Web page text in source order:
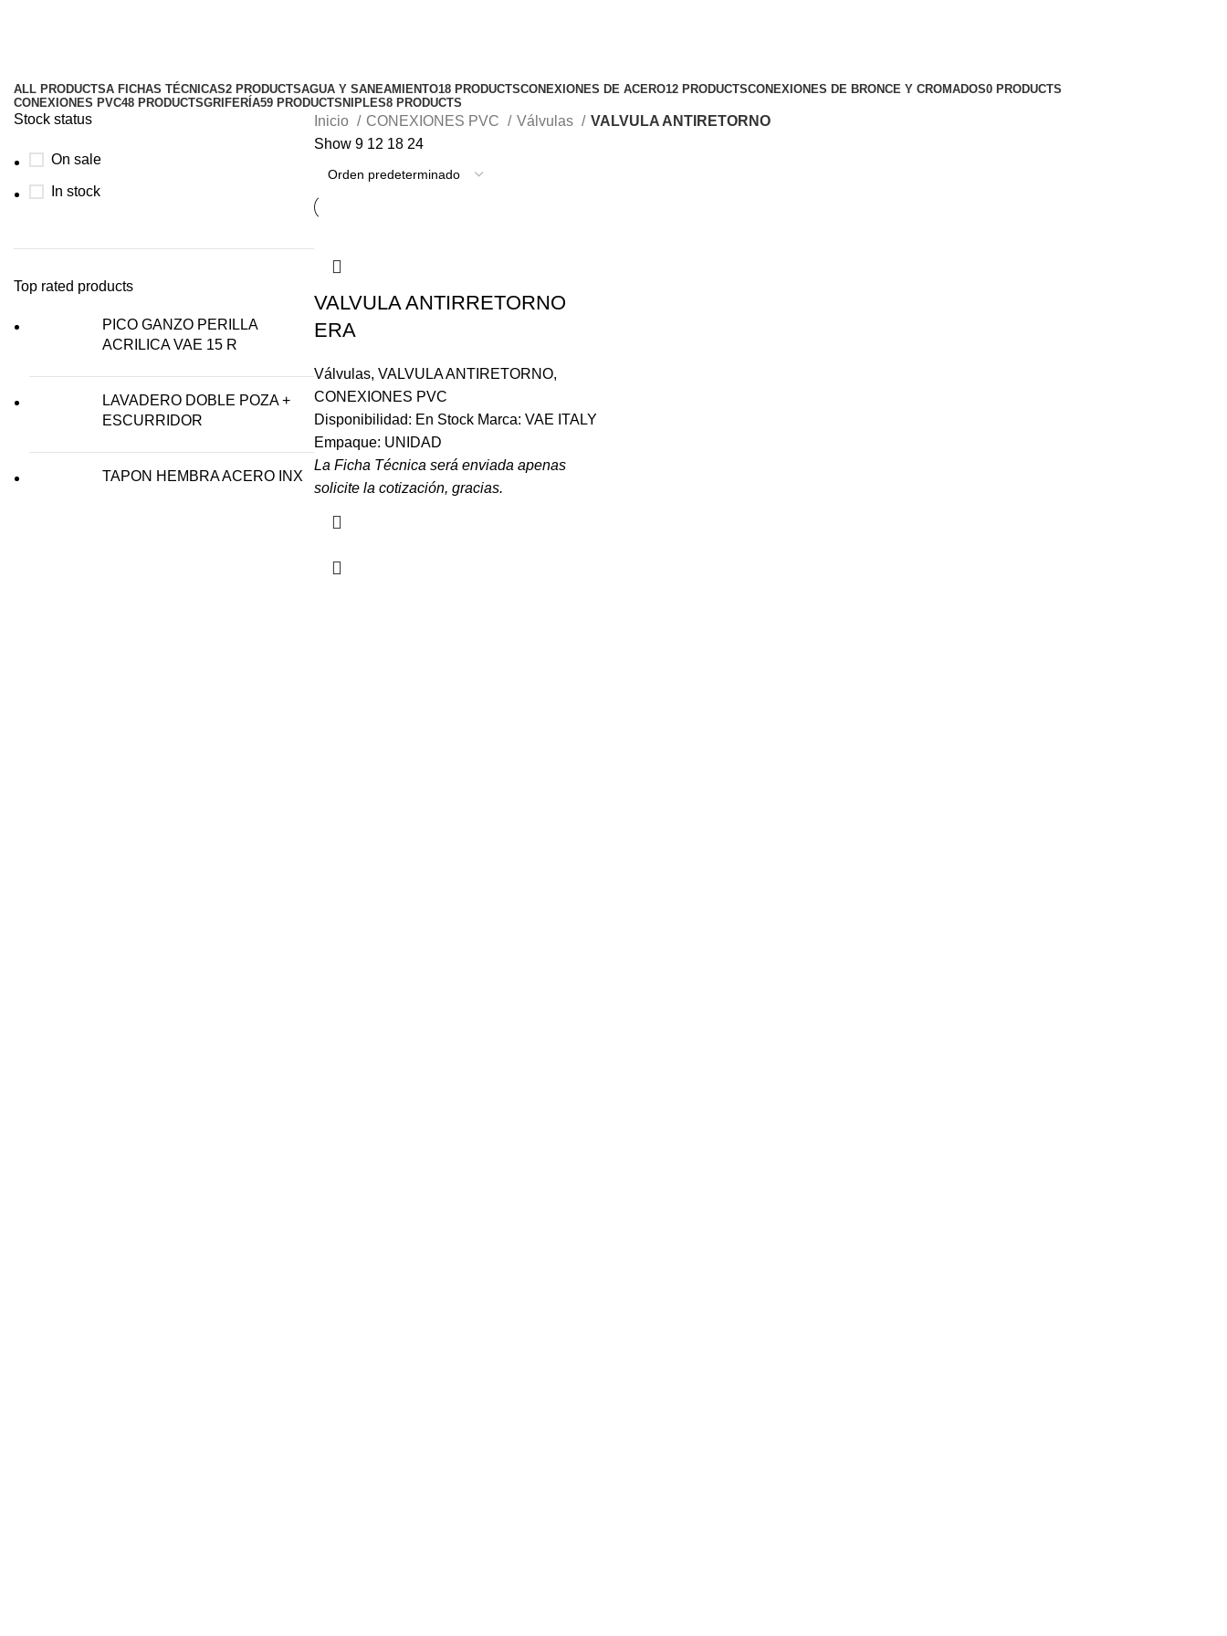
ALL PRODUCTSA FICHAS TÉCNICAS2 PRODUCTSAGUA Y SANEAMIENTO18 PRODUCTSCONEXIONES DE ACERO12 PRODUCTSCONEXIONES DE BRONCE Y CROMADOS0 PRODUCTS
CONEXIONES PVC48 PRODUCTSGRIFERÍA59 PRODUCTS NIPLES8 PRODUCTS
Stock status
On sale
In stock
Top rated products
PICO GANZO PERILLA
ACRILICA VAE 15 R
LAVADERO DOBLE POZA +
ESCURRIDOR
TAPON HEMBRA ACERO INX
Inicio CONEXIONES PVC Válvulas
VALVULA ANTIRETORNO
Show 9 12 18 24
VALVULA ANTIRRETORNO
ERA
Válvulas, VALVULA ANTIRETORNO,
CONEXIONES PVC
Disponibilidad: En Stock Marca: VAE ITALY
Empaque: UNIDAD
La Ficha Técnica será enviada apenas
solicite la cotización, gracias.